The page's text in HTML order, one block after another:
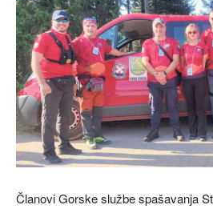
Članovi Gorske službe spašavanja